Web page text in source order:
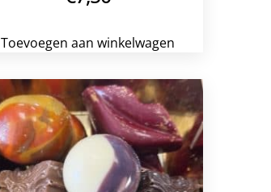
Toevoegen aan winkelwagen